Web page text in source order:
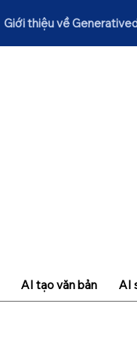
Giới thiệu về
AI tạo văn bản AI